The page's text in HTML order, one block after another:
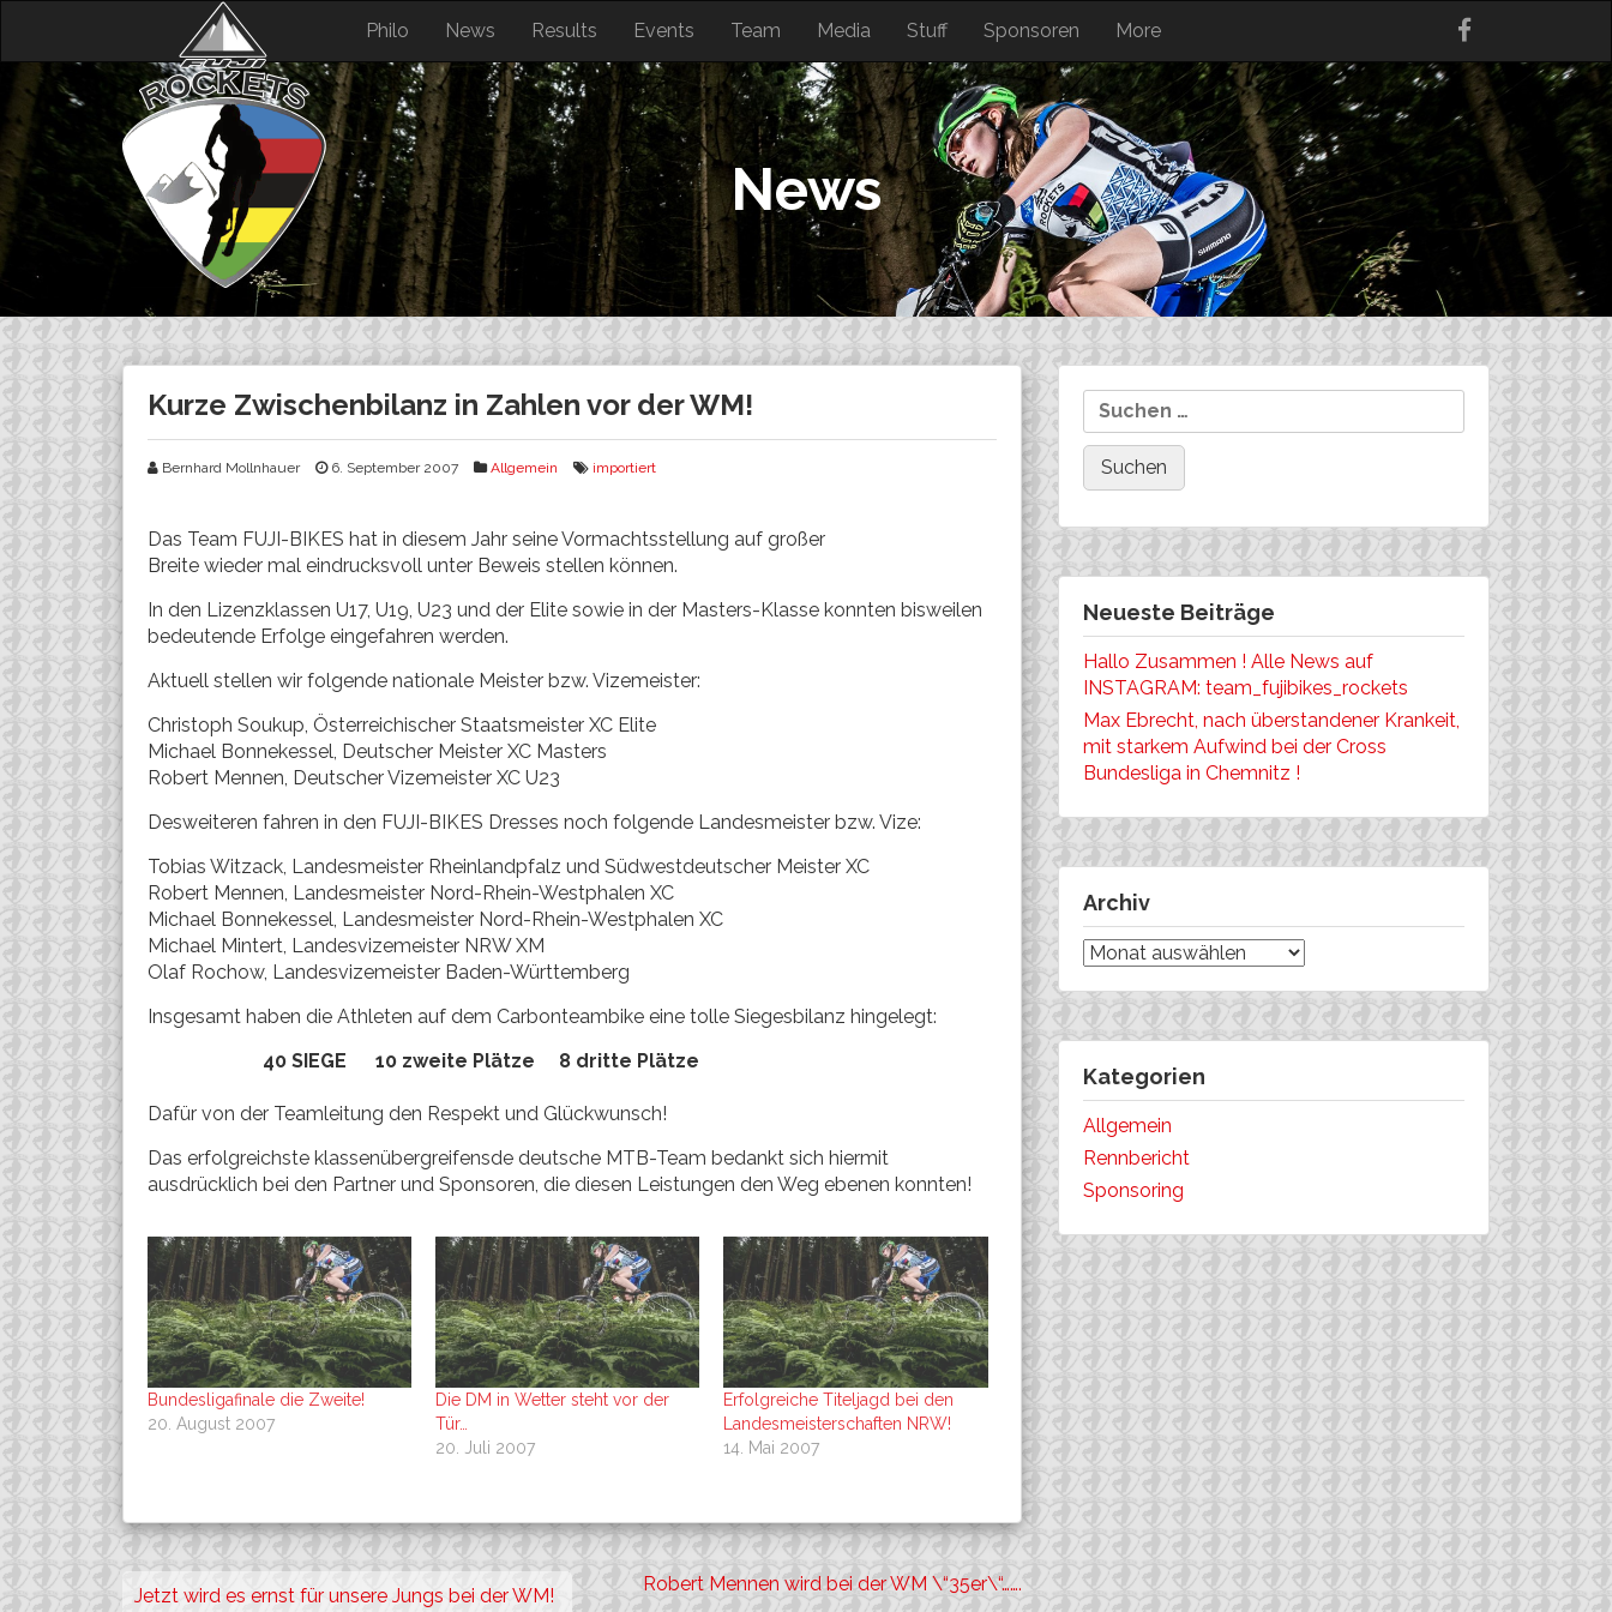
content
Philo News Results Events Team Media Stuff Sponsoren More
News
Kurze Zwischenbilanz in Zahlen vor der WM!
Bernhard Mollnhauer 6. September 2007 Allgemein importiert
Das Team FUJI-BIKES hat in diesem Jahr seine Vormachtsstellung auf großer
Breite wieder mal eindrucksvoll unter Beweis stellen können.
In den Lizenzklassen U17, U19, U23 und der Elite sowie in der Masters-Klasse konnten bisweilen
bedeutende Erfolge eingefahren werden.
Aktuell stellen wir folgende nationale Meister bzw. Vizemeister:
Christoph Soukup, Österreichischer Staatsmeister XC Elite
Michael Bonnekessel, Deutscher Meister XC Masters
Robert Mennen, Deutscher Vizemeister XC U23
Desweiteren fahren in den FUJI-BIKES Dresses noch folgende Landesmeister bzw. Vize:
Tobias Witzack, Landesmeister Rheinlandpfalz und Südwestdeutscher Meister XC
Robert Mennen, Landesmeister Nord-Rhein-Westphalen XC
Michael Bonnekessel, Landesmeister Nord-Rhein-Westphalen XC
Michael Mintert, Landesvizemeister NRW XM
Olaf Rochow, Landesvizemeister Baden-Württemberg
Insgesamt haben die Athleten auf dem Carbonteambike eine tolle Siegesbilanz hingelegt:
40 SIEGE 10 zweite Plätze 8 dritte Plätze
Dafür von der Teamleitung den Respekt und Glückwunsch!
Das erfolgreichste klassenübergreifensde deutsche MTB-Team bedankt sich hiermit
ausdrücklich bei den Partner und Sponsoren, die diesen Leistungen den Weg ebenen konnten!
Bundesligafinale die Zweite!
20. August 2007
Die DM in Wetter steht vor der
Tür…
20. Juli 2007
Erfolgreiche Titeljagd bei den
Landesmeisterschaften NRW!
14. Mai 2007
Beitragsnavigation
Jetzt wird es ernst für unsere Jungs bei der WM!
Robert Mennen wird bei der WM \“35er\“…….
Suchen
nach:
Neueste Beiträge
Hallo Zusammen ! Alle News auf
INSTAGRAM: team_fujibikes_rockets
Max Ebrecht, nach überstandener Krankeit,
mit starkem Aufwind bei der Cross
Bundesliga in Chemnitz !
Archiv
Archiv
Kategorien
Allgemein
Rennbericht
Sponsoring